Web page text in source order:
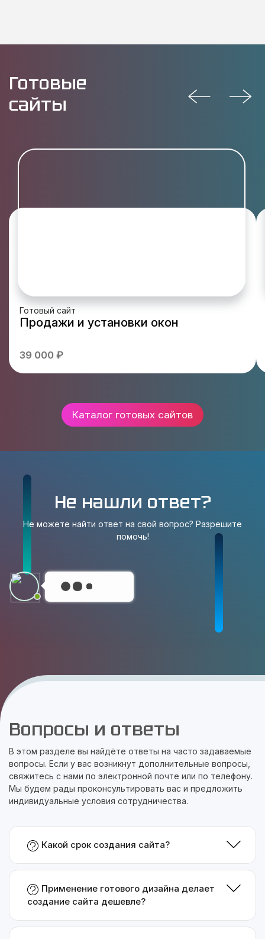
Готовые
сайты
Готовый сайт
Продажи и установки окон
39 000 ₽
Каталог готовых сайтов
Не нашли ответ?
Не можете найти ответ на свой вопрос? Разрешите
помочь!
Вопросы и ответы
В этом разделе вы найдёте ответы на часто задаваемые
вопросы. Если у вас возникнут дополнительные вопросы,
свяжитесь с нами по электронной почте или по телефону.
Мы будем рады проконсультировать вас и предложить
индивидуальные условия сотрудничества.
Какой срок создания сайта?
Применение готового дизайна делает
создание сайта дешевле?